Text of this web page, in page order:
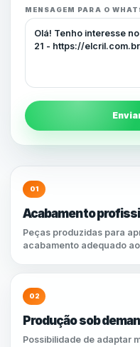
MENSAGEM PARA O
01
Acabamento
Peças produzidas para
acabamento adequado
02
Produção sob
Possibilidade de adaptar